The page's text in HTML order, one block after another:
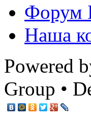
Форум
Наша
Powered
Group •